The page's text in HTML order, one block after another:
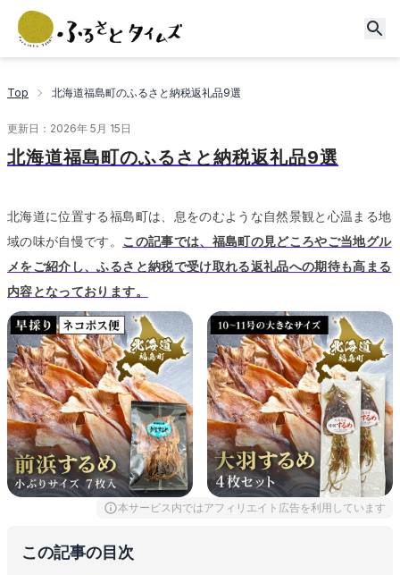
Top 北海道福島町のふるさと納税返礼品9選
更新日： 2026年 5月 15日
北海道福島町のふるさと納税返礼品9選
北海道に位置する福島町は、息をのむような自然景観と心温まる地
域の味が自慢です。 この記事では、福島町の見どころやご当地グル
メをご紹介し、ふるさと納税で受け取れる返礼品への期待も高まる
内容となっております。
本サービス内ではアフィリエイト広告を利用しています
この記事の目次